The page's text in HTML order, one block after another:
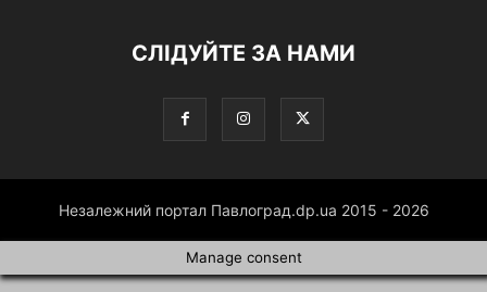
СЛІДУЙТЕ ЗА НАМИ
Незалежний портал Павлоград.dp.ua 2015 - 2026
Manage consent